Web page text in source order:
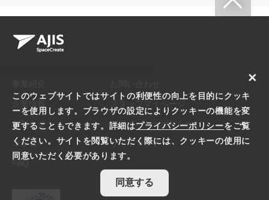
お知らせ
コラム
FAQ
プライバシーポリシー
サイトマップ
このウェブサイトではサイトの利便性の向上を目的にクッキ
ーを使用します。ブラウザの設定によりクッキーの機能を変
更することもできます。詳細はプライバシーポリシーをご覧
ください。サイトを閲覧いただく際には、クッキーの使用に
同意いただく必要があります。
同意する
×